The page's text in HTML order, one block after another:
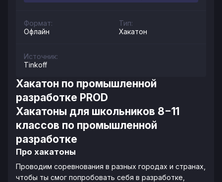
Формат:
Офлайн
Тип:
Хакатон
Источник:
Tinkoff
Хакатон по промышленной
разработке PROD
Хакатоны для школьников 8−11
классов по промышленной
разработке
Про хакатоны
Проводим соревнования в разных городах и странах,
чтобы ты смог попробовать себя в разработке,